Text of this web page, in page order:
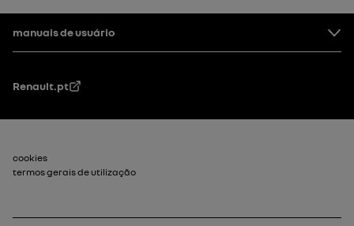
Rodapé
manuais de usuário
Renault.pt
Rodapé_2
cookies
termos gerais de utilização